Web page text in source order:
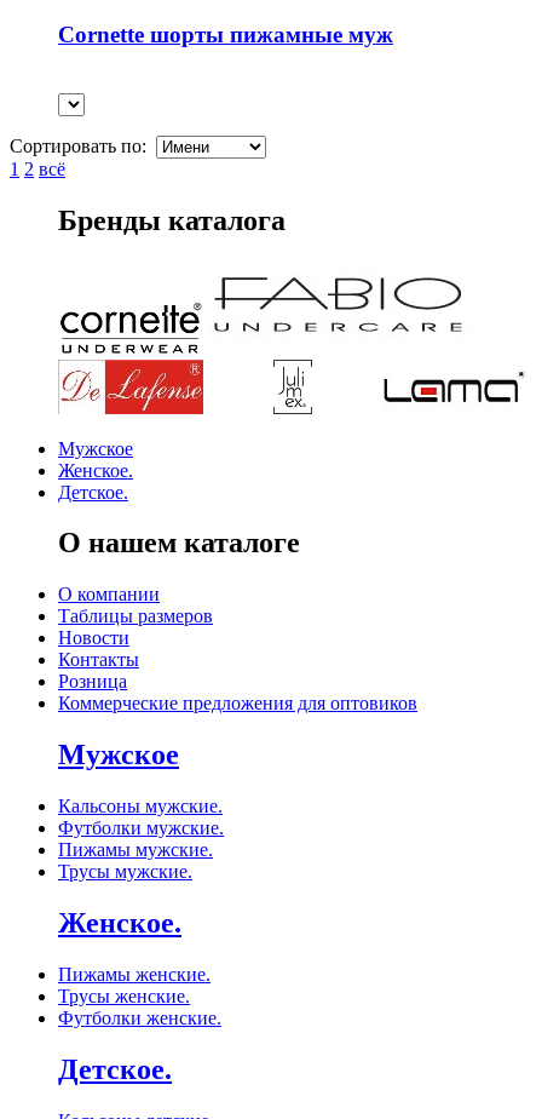
Cornette шорты пижамные муж
Сортировать по:
1 2 всё
Бренды каталога
Мужское
Женское.
Детское.
О нашем каталоге
О компании
Таблицы размеров
Новости
Контакты
Розница
Коммерческие предложения для оптовиков
Мужское
Кальсоны мужские.
Футболки мужские.
Пижамы мужские.
Трусы мужские.
Женское.
Пижамы женские.
Трусы женские.
Футболки женские.
Детское.